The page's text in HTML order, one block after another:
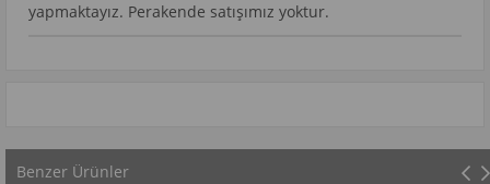
yapmaktayız. Perakende satışımız yoktur.
Benzer Ürünler